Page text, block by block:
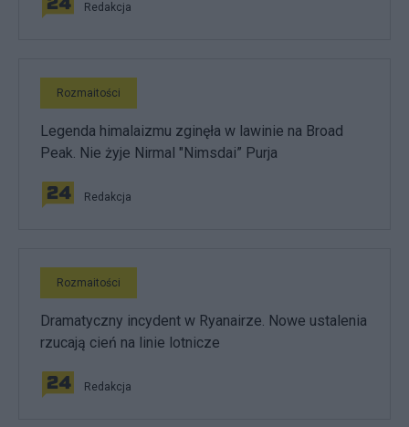
Redakcja
Rozmaitości
Legenda himalaizmu zginęła w lawinie na Broad
Peak. Nie żyje Nirmal "Nimsdai” Purja
Redakcja
Rozmaitości
Dramatyczny incydent w Ryanairze. Nowe ustalenia
rzucają cień na linie lotnicze
Redakcja